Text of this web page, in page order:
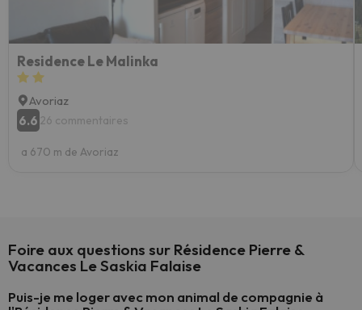
Residence Le Malinka
Avoriaz
6.6 26 commentaires
a 670 m de Avoriaz
Foire aux questions sur Résidence Pierre &
Vacances Le Saskia Falaise
Puis-je me loger avec mon animal de compagnie à